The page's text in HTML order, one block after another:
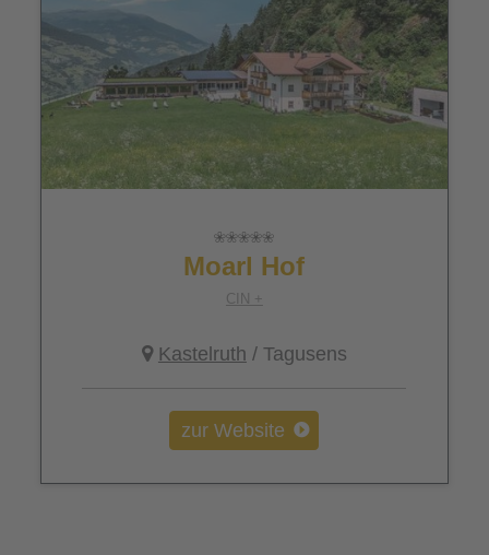
Moarl Hof
CIN +
Kastelruth / Tagusens
zur Website